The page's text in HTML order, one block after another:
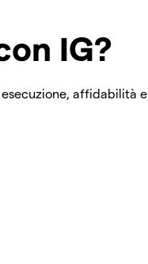
IG?
affidabilità